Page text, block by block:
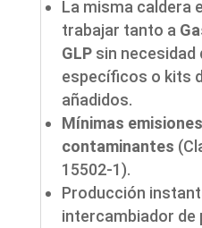
La misma caldera
trabajar tanto a
GLPsin necesidad
específicos o kits
añadidos.
Mínimas emisiones
contaminantes
15502-1).
Producción
intercambiador de